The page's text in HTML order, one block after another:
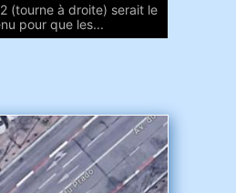
(tourne à droite) serait le
pour que les...